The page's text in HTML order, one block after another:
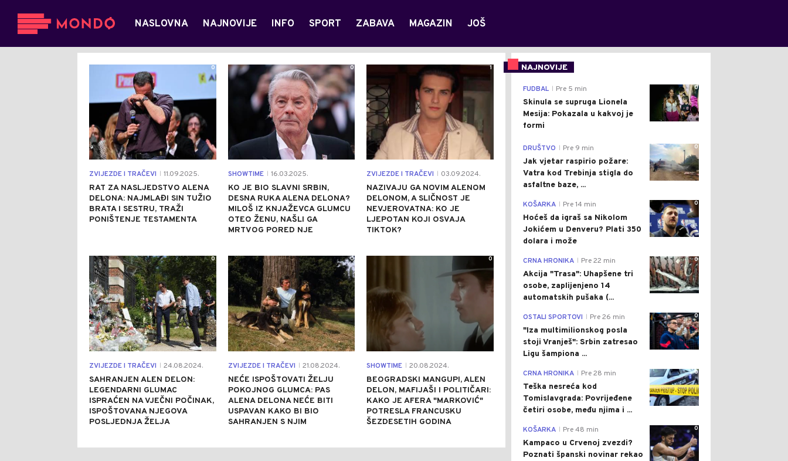
NASLOVNA NAJNOVIJE INFO SPORT ZABAVA MAGAZIN JOŠ
ZVIJEZDE I TRAČEVI 11.09.2025.
RAT ZA NASLJEDSTVO ALENA
DELONA: NAJMLAĐI SIN TUŽIO
BRATA I SESTRU, TRAŽI
PONIŠTENJE TESTAMENTA
0
SHOWTIME 16.03.2025.
KO JE BIO SLAVNI SRBIN,
DESNA RUKA ALENA DELONA?
MILOŠ IZ KNJAŽEVCA GLUMCU
OTEO ŽENU, NAŠLI GA
MRTVOG PORED NJE
0
ZVIJEZDE I TRAČEVI 03.09.2024.
NAZIVAJU GA NOVIM ALENOM
DELONOM, A SLIČNOST JE
NEVJEROVATNA: KO JE
LJEPOTAN KOJI OSVAJA
TIKTOK?
1
ZVIJEZDE I TRAČEVI 24.08.2024.
SAHRANJEN ALEN DELON:
LEGENDARNI GLUMAC
ISPRAĆEN NA VJEČNI POČINAK,
ISPOŠTOVANA NJEGOVA
POSLJEDNJA ŽELJA
0
ZVIJEZDE I TRAČEVI 21.08.2024.
NEĆE ISPOŠTOVATI ŽELJU
POKOJNOG GLUMCA: PAS
ALENA DELONA NEĆE BITI
USPAVAN KAKO BI BIO
SAHRANJEN S NJIM
0
SHOWTIME 20.08.2024.
BEOGRADSKI MANGUPI, ALEN
DELON, MAFIJAŠI I POLITIČARI:
KAKO JE AFERA "MARKOVIĆ"
POTRESLA FRANCUSKU
ŠEZDESETIH GODINA
0
NAJNOVIJE
0
FUDBAL Pre 5 min
Skinula se supruga Lionela
Mesija: Pokazala u kakvoj je
formi
0
DRUŠTVO Pre 9 min
Jak vjetar raspirio požare:
Vatra kod Trebinja stigla do
asfaltne baze, ...
0
KOŠARKA Pre 14 min
Hoćeš da igraš sa Nikolom
Jokićem u Denveru? Plati 350
dolara i može
0
CRNA HRONIKA Pre 22 min
Akcija "Trasa": Uhapšene tri
osobe, zaplijenjeno 14
automatskih pušaka (...
0
OSTALI SPORTOVI Pre 26 min
"Iza multimilionskog posla
stoji Vranješ": Srbin zatresao
Ligu šampiona ...
0
CRNA HRONIKA Pre 28 min
Teška nesreća kod
Tomislavgrada: Povrijeđene
četiri osobe, među njima i ...
0
KOŠARKA Pre 48 min
Kampaco u Crvenoj zvezdi?
Poznati španski novinar rekao